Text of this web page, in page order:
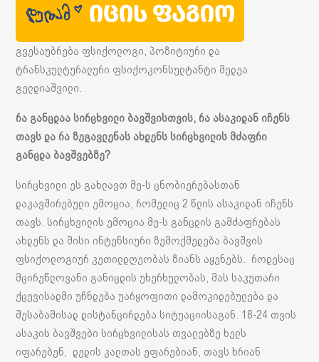
გვესაუბრება ფსიქოლოგი, პოზიტიური და
ტრანსკულტურალური ფსიქოკონსულტანტი მედეა
გელდიაშვილი.
რა განცდაა სირცხვილი ბავშვისთვის, რა ასაკიდან იჩენს
თავს და რა ზეგავლენას ახდენს სირცხვილის მძაფრი
განცდა ბავშვებზე?
სირცხვილი ეს გახლავთ მე-ს ცნობიერებასთან
დაკავშირებული ემოცია, რომელიც 2 წლის ასაკიდან იჩენს
თავს. სირცხვილის ემოცია მე-ს განცდის გამძაფრებას
ახდენს და მისი ინტენსიური ზემოქმედება ბავშვის
ფსიქოლოგიურ კეთილდღეობას ზიანს აყენებს. როდესაც
მცირეწლოვანი განიცდის უხერხულობას, მას საკუთარი
ქცევისადმი უჩნდება უარყოფითი დამოკიდებულება და
შესაბამისად დისტანცირდება სიტუაციისაგან. 18-24 თვის
ასაკის ბავშვები სირცხვილისას თვალებზე ხელს
იფარებენ, დედის კალთას ეფარებიან, თავს ხრიან